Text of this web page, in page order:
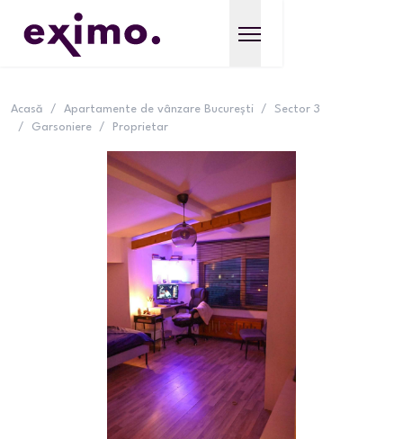
Acasă / Apartamente de vânzare București /
Sector 3
/
Garsoniere / Proprietar